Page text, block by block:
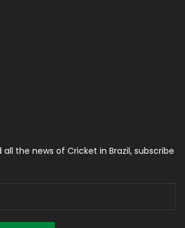
the news of Cricket in Brazil, subscribe